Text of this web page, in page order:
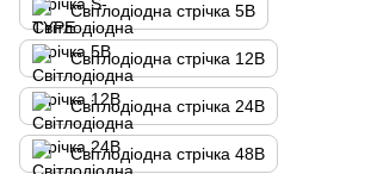
Світлодіодна стрічка 5В
Світлодіодна стрічка 12В
Світлодіодна стрічка 24В
Світлодіодна стрічка 48В